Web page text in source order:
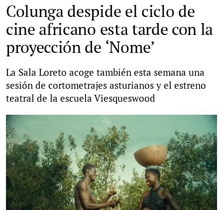
Colunga despide el ciclo de
cine africano esta tarde con la
proyección de ‘Nome’
La Sala Loreto acoge también esta semana una
sesión de cortometrajes asturianos y el estreno
teatral de la escuela Viesqueswood